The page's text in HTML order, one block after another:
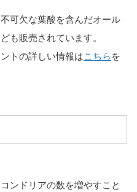
可欠な葉酸を含んだオール
も販売されています。
トの詳しい情報はこちらを
ンドリアの数を増やすこと